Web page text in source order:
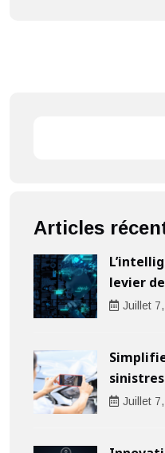
Articles
levier
digitale
Juillet 7
Juillet 7